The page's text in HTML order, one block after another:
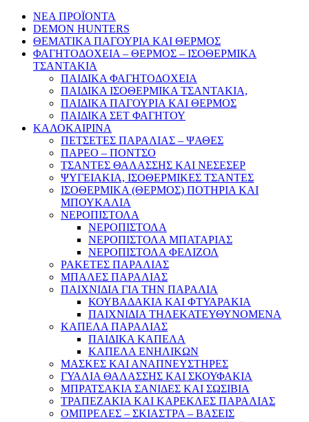
ΝΕΑ ΠΡΟΪΟΝΤΑ
DEMON HUNTERS
ΘΕΜΑΤΙΚΑ ΠΑΓΟΥΡΙΑ ΚΑΙ ΘΕΡΜΟΣ
ΦΑΓΗΤΟΔΟΧΕΙΑ – ΘΕΡΜΟΣ – ΙΣΟΘΕΡΜΙΚΑ
ΤΣΑΝΤΑΚΙΑ
ΠΑΙΔΙΚΑ ΦΑΓΗΤΟΔΟΧΕΙΑ
ΠΑΙΔΙΚΑ ΙΣΟΘΕΡΜΙΚΑ ΤΣΑΝΤΑΚΙΑ,
ΠΑΙΔΙΚΑ ΠΑΓΟΥΡΙΑ ΚΑΙ ΘΕΡΜΟΣ
ΠΑΙΔΙΚΑ ΣΕΤ ΦΑΓΗΤΟΥ
ΚΑΛΟΚΑΙΡΙΝΑ
ΠΕΤΣΕΤΕΣ ΠΑΡΑΛΙΑΣ – ΨΑΘΕΣ
ΠΑΡΕΟ – ΠΟΝΤΣΟ
ΤΣΑΝΤΕΣ ΘΑΛΑΣΣΗΣ ΚΑΙ ΝΕΣΕΣΕΡ
ΨΥΓΕΙΑΚΙΑ, ΙΣΟΘΕΡΜΙΚΕΣ ΤΣΑΝΤΕΣ
ΙΣΟΘΕΡΜΙΚΑ (ΘΕΡΜΟΣ) ΠΟΤΗΡΙΑ ΚΑΙ
ΜΠΟΥΚΑΛΙΑ
ΝΕΡΟΠΙΣΤΟΛΑ
ΝΕΡΟΠΙΣΤΟΛΑ
ΝΕΡΟΠΙΣΤΟΛΑ ΜΠΑΤΑΡΙΑΣ
ΝΕΡΟΠΙΣΤΟΛΑ ΦΕΛΙΖΟΛ
ΡΑΚΕΤΕΣ ΠΑΡΑΛΙΑΣ
ΜΠΑΛΕΣ ΠΑΡΑΛΙΑΣ
ΠΑΙΧΝΙΔΙΑ ΓΙΑ ΤΗΝ ΠΑΡΑΛΙΑ
ΚΟΥΒΑΔΑΚΙΑ ΚΑΙ ΦΤΥΑΡΑΚΙΑ
ΠΑΙΧΝΙΔΙΑ ΤΗΛΕΚΑΤΕΥΘΥΝΟΜΕΝΑ
ΚΑΠΕΛΑ ΠΑΡΑΛΙΑΣ
ΠΑΙΔΙΚΑ ΚΑΠΕΛΑ
ΚΑΠΕΛΑ ΕΝΗΛΙΚΩΝ
ΜΑΣΚΕΣ ΚΑΙ ΑΝΑΠΝΕΥΣΤΗΡΕΣ
ΓΥΑΛΙΑ ΘΑΛΑΣΣΗΣ ΚΑΙ ΣΚΟΥΦΑΚΙΑ
ΜΠΡΑΤΣΑΚΙΑ ΣΑΝΙΔΕΣ ΚΑΙ ΣΩΣΙΒΙΑ
ΤΡΑΠΕΖΑΚΙΑ ΚΑΙ ΚΑΡΕΚΛΕΣ ΠΑΡΑΛΙΑΣ
ΟΜΠΡΕΛΕΣ – ΣΚΙΑΣΤΡΑ – ΒΑΣΕΙΣ